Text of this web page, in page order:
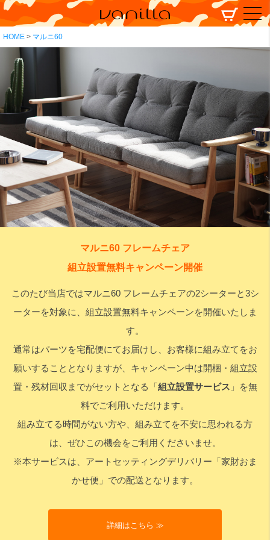
HOME マルニ60
マルニ60 フレームチェア
組立設置無料キャンペーン開催
このたび当店ではマルニ60 フレームチェアの2シーターと3シ
ーターを対象に、組立設置無料キャンペーンを開催いたしま
す。
通常はパーツを宅配便にてお届けし、お客様に組み立てをお
願いすることとなりますが、キャンペーン中は開梱・組立設
置・残材回収までがセットとなる「組立設置サービス 」を無
料でご利用いただけます。
組み立てる時間がない方や、組み立てを不安に思われる方
は、ぜひこの機会をご利用くださいませ。
※本サービスは、アートセッティングデリバリー「家財おま
かせ便」での配送となります。
詳細はこちら ≫